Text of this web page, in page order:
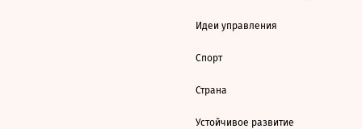
Идеи управления
Спорт
Страна
Устойчивое развитие